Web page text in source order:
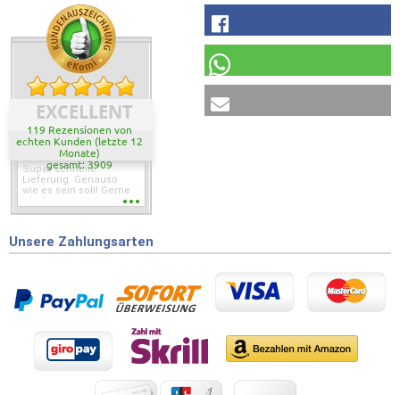
EXCELLENT
119 Rezensionen von
echten Kunden (letzte 12
Monate)
gesamt: 3909
Super schnelle
Lieferung. Genauso
wie es sein soll! Gerne
wieder wenn ich was
Unsere Zahlungsarten